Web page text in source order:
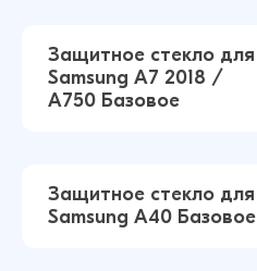
14 ₽15 ₽
13 ₽16 ₽
Защитное стекло для
Samsung A7 2018 /
A750 Базовое
Защитное стекло для
Samsung A40 Базовое